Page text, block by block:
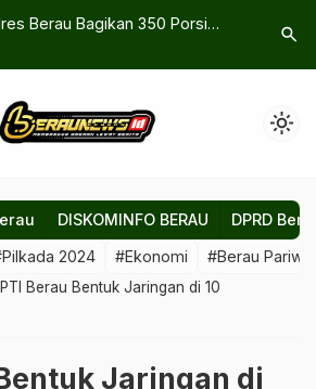
Musik Wajib Datang! For
Vol.1 Berau
search
light_mode
DISKOMINFO BERAU DPRD
2024 #Ekonomi #Berau
PTI Berau Bentuk Jaringan di 10
Jaringan di